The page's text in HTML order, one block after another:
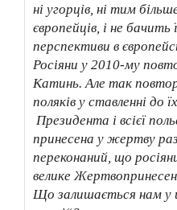
ні угорців, ні тим
європейців, і не бачить
перспективи в
Росіяни у 2010-му
Катинь. Але так
поляків у ставленні до
Президента і всієї
принесена у жертву
переконаний, що
велике
Що залишається нам у